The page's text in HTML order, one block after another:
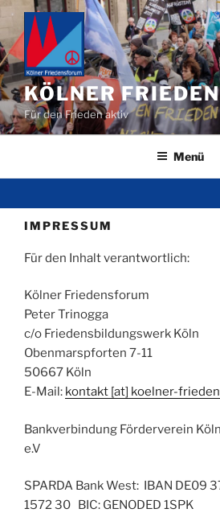
Zum
Inhalt
springen
KÖLNER
Für den Frieden aktiv
Menü
IMPRESSUM
Für den Inhalt verantwortlich:
Kölner Friedensforum
Peter Trinogga
c/o Friedensbildungswerk Köln
Obenmarspforten 7-11
50667 Köln
E-Mail: kontakt [at] koelner-
Bankverbindung Förderverein
e.V
SPARDA Bank West: IBAN DE09
1572 30 BIC: GENODED 1SPK